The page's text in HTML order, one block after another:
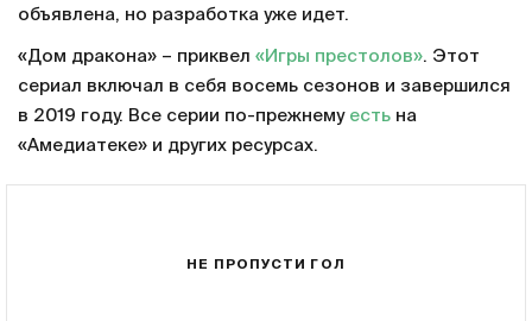
объявлена, но разработка уже идет.
«Дом дракона» – приквел «Игры престолов». Этот
сериал включал в себя восемь сезонов и завершился
в 2019 году. Все серии по-прежнему есть на
«Амедиатеке» и других ресурсах.
НЕ ПРОПУСТИ ГОЛ